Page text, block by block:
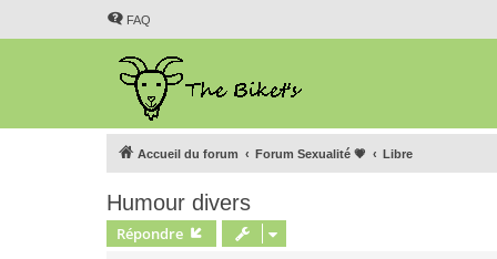
FAQ
Accueil du forum Forum Sexualité 💗 Libre
Humour divers
Répondre